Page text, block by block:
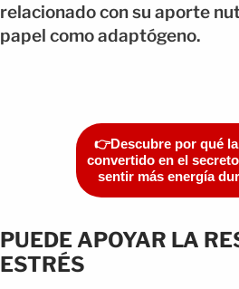
relacionado con su aporte
papel como adaptógeno.
👉Descubre por qué
convertido en el
sentir más energía
PUEDE APOYAR LA
ESTRÉS